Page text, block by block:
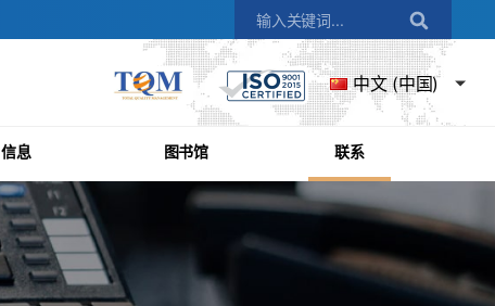
中文 (中国)
信息 图书馆 联系